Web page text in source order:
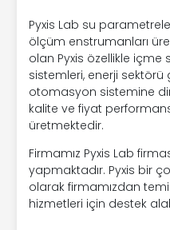
Pyxis Lab su
ölçüm enstrumanları
olan Pyxis özellikle içme
sistemleri, enerji
otomasyon sistemine
kalite ve fiyat
üretmektedir.
Firmamız Pyxis Lab
yapmaktadır. Pyxis bir
olarak firmamızdan
hizmetleri için destek